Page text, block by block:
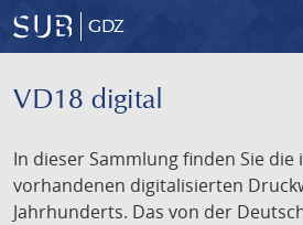
GDZ
VD18 digital
In dieser Sammlung finden Sie die
vorhandenen digitalisierten
Jahrhunderts. Das von der